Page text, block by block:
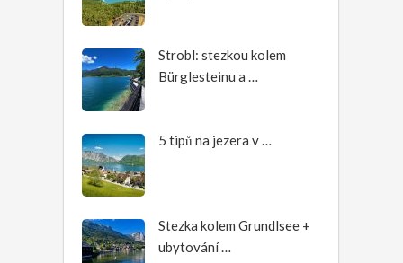
Strobl: stezkou kolem
Bürglesteinu a …
5 tipů na jezera v …
Stezka kolem Grundlsee +
ubytování …